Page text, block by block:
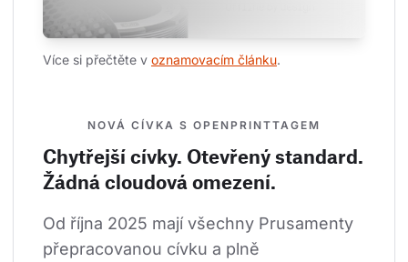
Více si přečtěte v oznamovacím článku.
NOVÁ CÍVKA S OPENPRINTTAGEM
Chytřejší cívky. Otevřený standard.
Žádná cloudová omezení.
Od října 2025 mají všechny Prusamenty
přepracovanou cívku a plně